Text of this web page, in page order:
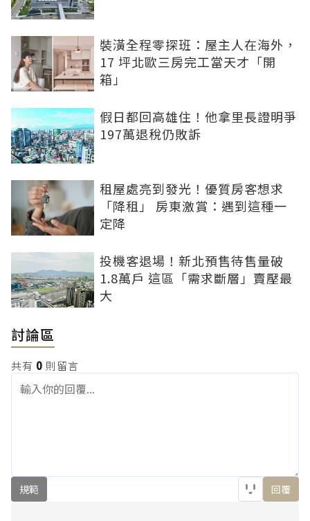
裝潢全程零探班：屋主人在海外，
17 坪北歐三房完工當天才「開
箱」
假日都回高雄住！他拿里長證明爭
197萬退稅仍敗訴
租屋處亮到發光！優質房客想求
「降租」 房東激賞：遇到這種一
定降
投機客退場！新北預售待售量破
1.8萬戶 這區「需求斷層」賣壓最
大
討論區
共有 0 則留言
規範 回覆